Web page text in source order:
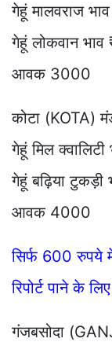
गेहूं मालवराज
गेहूं लोकवान
आवक 3000
कोटा (KOTA)
गेहूं मिल
गेहूं बढ़िया
आवक 4000
सिर्फ 600 रुपये
रिपोर्ट पाने के
गंजबसोदा